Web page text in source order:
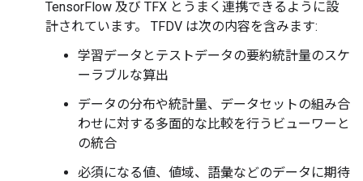
TensorFlow 及び TFX とうまく連携できるように設
計されています。 TFDV は次の内容を含みます:
学習データとテストデータの要約統計量のスケ
ーラブルな算出
データの分布や統計量、データセットの組み合
わせに対する多面的な比較を行うビューワーと
の統合
必須になる値、値域、語彙などのデータに期待